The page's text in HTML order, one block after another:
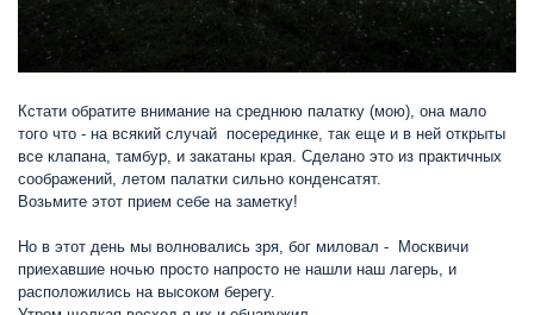
Кстати обратите внимание на среднюю палатку (мою), она мало
того что - на всякий случай посерединке, так еще и в ней открыты
все клапана, тамбур, и закатаны края. Сделано это из практичных
соображений, летом палатки сильно конденсатят.
Возьмите этот прием себе на заметку!
Но в этот день мы волновались зря, бог миловал - Москвичи
приехавшие ночью просто напросто не нашли наш лагерь, и
расположились на высоком берегу.